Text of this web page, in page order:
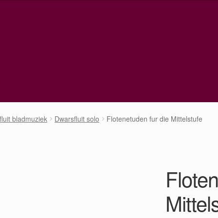
bladmuziek Dwarsfluit solo Flotenetuden fur die Mittelstufe